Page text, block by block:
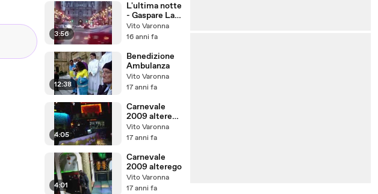
3:56
L'ultima notte
- Gaspare La
Rocca
Vito Varonna
16 anni fa
12:38
Benedizione
Ambulanza
Vito Varonna
17 anni fa
4:05
Carnevale
2009 alterego
- misericordia
partanna
Vito Varonna
17 anni fa
4:01
Carnevale
2009 alterego
Vito Varonna
17 anni fa